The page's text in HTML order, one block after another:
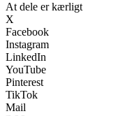
At dele er kærligt
X
Facebook
Instagram
LinkedIn
YouTube
Pinterest
TikTok
Mail